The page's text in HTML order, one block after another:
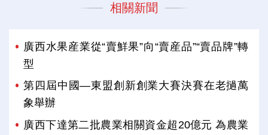
相關新聞
廣西水果産業從“賣鮮果”向“賣産品”“賣品牌”轉
型
第四屆中國—東盟創新創業大賽決賽在老撾萬
象舉辦
廣西下達第二批農業相關資金超20億元 為農業